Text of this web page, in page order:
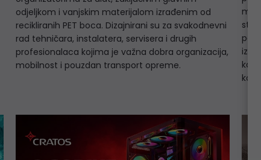
odjeljkom i vanjskim materijalom izrađenim od
recikliranih PET boca. Dizajnirani su za svakodnevni
rad tehničara, instalatera, servisera i drugih
profesionalaca kojima je važna dobra organizacija,
mobilnost i pouzdan transport opreme.